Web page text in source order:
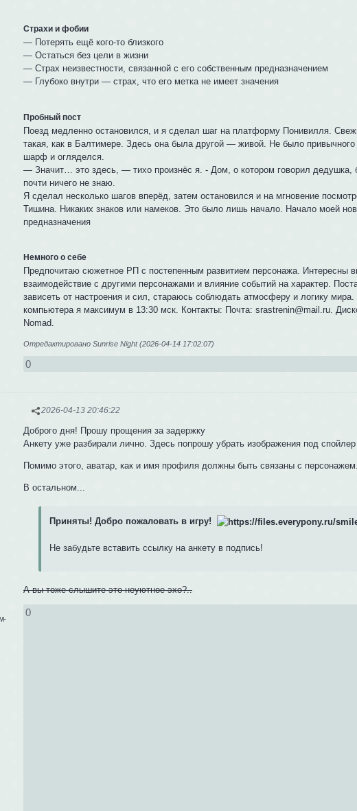
Страхи и фобии
— Потерять ещё кого-то близкого
— Остаться без цели в жизни
— Страх неизвестности, связанной с его собственным предназначением
— Глубоко внутри — страх, что его метка не имеет значения
Пробный пост
Поезд медленно остановился, и я сделал шаг на платформу Понивилля.
такая, как в Балтимере. Здесь она была другой — живой. Не было
шарф и огляделся.
— Значит… это здесь, — тихо произнёс я. - Дом, о котором говорил дедушка,
почти ничего не знаю.
Я сделал несколько шагов вперёд, затем остановился и на мгновение
Тишина. Никаких знаков или намеков. Это было лишь начало. Начало моей
предназначения
Немного о себе
Предпочитаю сюжетное РП с постепенным развитием персонажа. Интересны
взаимодействие с другими персонажами и влияние событий на характер.
зависеть от настроения и сил, стараюсь соблюдать атмосферу и логику
компьютера я максимум в 13:30 мск. Контакты: Почта: srastrenin@mail.ru.
Nomad.
Отредактировано Sunrise Night (2026-04-14 17:02:07)
0
2026-04-13 20:46:22
Доброго дня! Прошу прощения за задержку
Анкету уже разбирали лично. Здесь попрошу убрать изображения под
Помимо этого, аватар, как и имя профиля должны быть связаны с персонажем.
В остальном...
Приняты! Добро пожаловать в игру!
Не забудьте вставить ссылку на анкету в подпись!
А вы тоже слышите это неуютное эхо?..
0